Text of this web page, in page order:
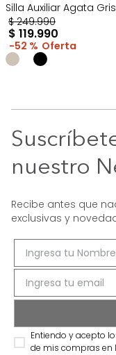
Silla Auxiliar Agata Gris
$ 249.990
$ 119.990
52 %
nuestro
Recibe antes que
exclusivas y
Entiendo y acepto
de mis compras en